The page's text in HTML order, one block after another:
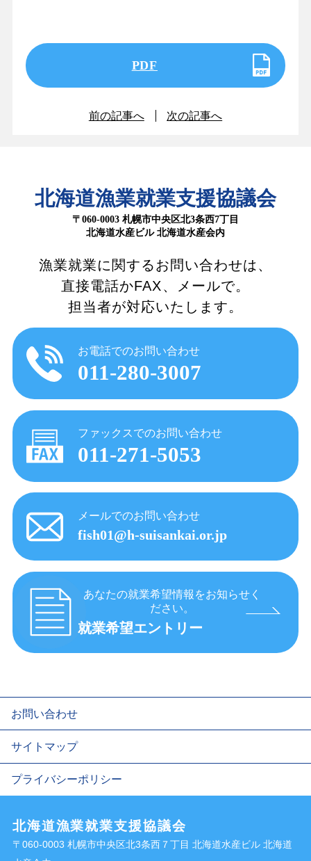
PDF
前の記事へ 次の記事へ
北海道漁業就業支援協議会
〒060-0003 札幌市中央区北3条西7丁目
北海道水産ビル 北海道水産会内
漁業就業に関するお問い合わせは、
直接電話かFAX、メールで。
担当者が対応いたします。
お電話でのお問い合わせ
011-280-3007
ファックスでのお問い合わせ
011-271-5053
メールでのお問い合わせ
fish01@h-suisankai.or.jp
あなたの就業希望情報をお知らせく
ださい。
就業希望エントリー
お問い合わせ
サイトマップ
プライバシーポリシー
北海道漁業就業支援協議会
〒060-0003 札幌市中央区北3条西７丁目 北海道水産ビル 北海道